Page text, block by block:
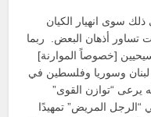
سوى انهيار الكيان
تساور أذهان البعض. ربما
[خصوصاً الموارنة]
لبنان وسوريا وفلسطين في
يرعى “توازن القوى”
“الرجل المريض” تمهيدًا